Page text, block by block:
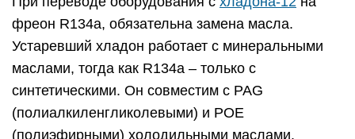
фреон R134a, обязательна замена масла.
Устаревший хладон работает с минеральными
маслами, тогда как R134a – только с
синтетическими. Он совместим с PAG
(полиалкиленгликолевыми) и POE
(полиэфирными) холодильными маслами.